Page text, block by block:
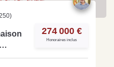
274 000 €
Honoraires inclus